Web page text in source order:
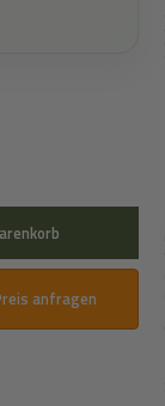
anfragen